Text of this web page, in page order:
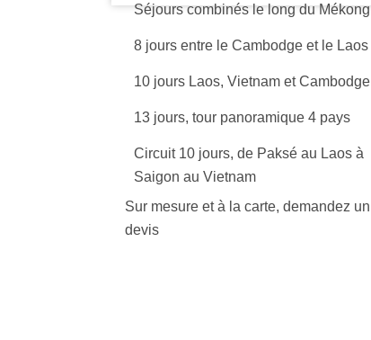
Séjours combinés le long du Mékong
8 jours entre le Cambodge et le Laos
10 jours Laos, Vietnam et Cambodge
13 jours, tour panoramique 4 pays
Circuit 10 jours, de Paksé au Laos à
Saigon au Vietnam
Sur mesure et à la carte, demandez un
devis